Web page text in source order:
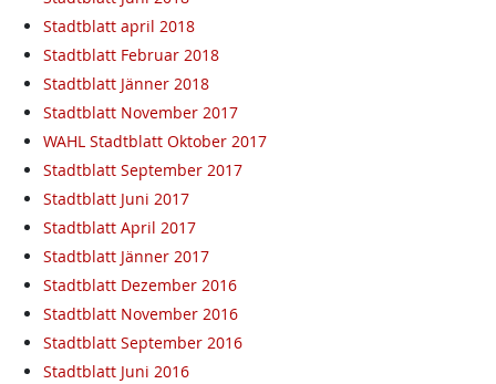
Stadtblatt april 2018
Stadtblatt Februar 2018
Stadtblatt Jänner 2018
Stadtblatt November 2017
WAHL Stadtblatt Oktober 2017
Stadtblatt September 2017
Stadtblatt Juni 2017
Stadtblatt April 2017
Stadtblatt Jänner 2017
Stadtblatt Dezember 2016
Stadtblatt November 2016
Stadtblatt September 2016
Stadtblatt Juni 2016